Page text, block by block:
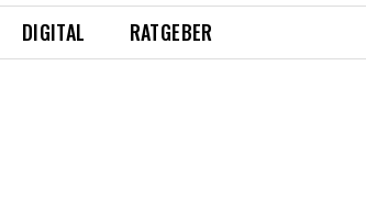
DIGITAL RATGEBER